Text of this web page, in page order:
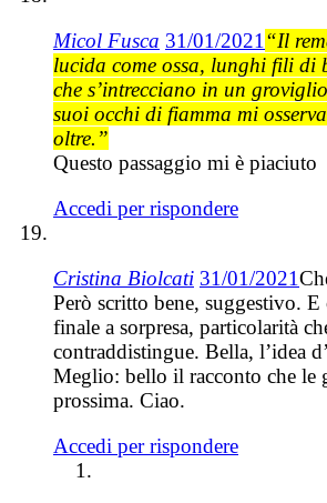
Micol Fusca 31/01/2021“Il
lucida come ossa, lunghi fili di
che s’intrecciano in un
suoi occhi di fiamma mi
oltre.”
Questo passaggio mi è piaciuto
Accedi per rispondere
Cristina Biolcati 31/01/2021
Però scritto bene, suggestivo.
finale a sorpresa, particolarità
contraddistingue. Bella, l’idea
Meglio: bello il racconto che le
prossima. Ciao.
Accedi per rispondere